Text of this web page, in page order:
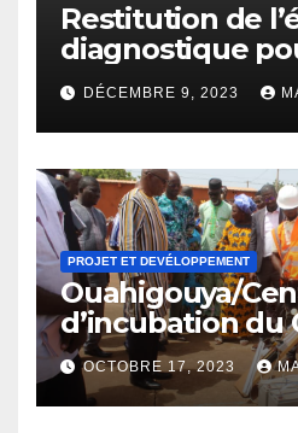
Restitution de
diagnostique
l’élaboration du
deDÉCEMBRE 9, 2023
PROJET ET DEVÉLOPPEMENT
Ouahigouya/
d’incubation du
Régional du
et femmes
des kits
OCTOBRE 17, 2023